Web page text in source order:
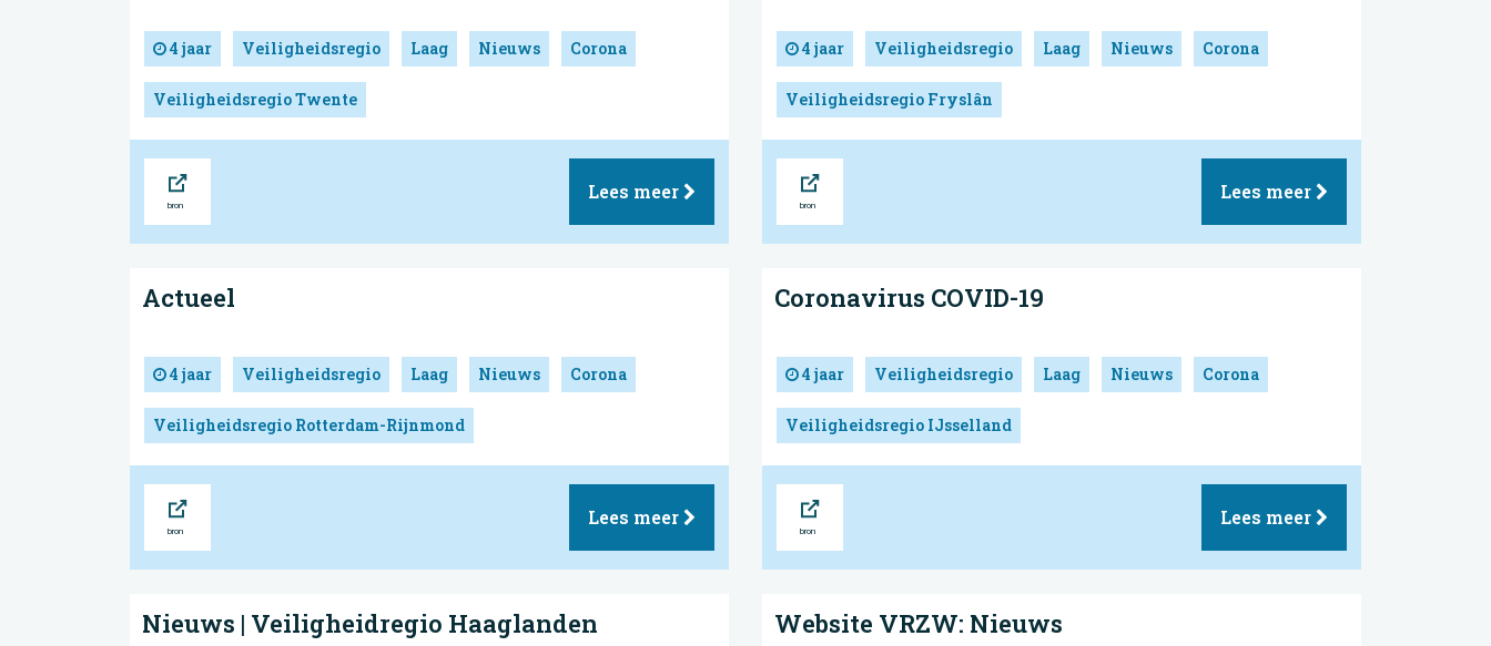
4 jaar Veiligheidsregio Laag Nieuws Corona
Veiligheidsregio Twente
Lees meer
4 jaar Veiligheidsregio Laag Nieuws Corona
Veiligheidsregio Fryslân
Lees meer
Actueel
4 jaar Veiligheidsregio Laag Nieuws Corona
Veiligheidsregio Rotterdam-Rijnmond
Lees meer
Coronavirus COVID-19
4 jaar Veiligheidsregio Laag Nieuws Corona
Veiligheidsregio IJsselland
Lees meer
Nieuws | Veiligheidregio Haaglanden Website VRZW: Nieuws